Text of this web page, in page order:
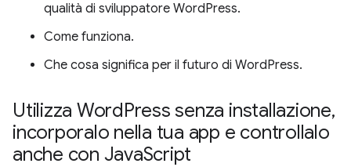
qualità di sviluppatore WordPress.
Come funziona.
Che cosa significa per il futuro di WordPress.
Utilizza WordPress senza installazione,
incorporalo nella tua app e controllalo
anche con JavaScript